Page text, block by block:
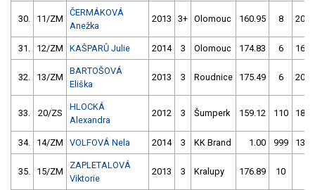
30. 11/ZM
ČERMÁKOVÁ
Anežka
2013 3+ Olomouc 160.95 8
31. 12/ZM KAŠPARŮ Julie 2014 3 Olomouc 174.83 6
32. 13/ZM
BARTOŠOVÁ
Eliška
2013 3 Roudnice 175.49 6
33. 20/ZS
HLOCKÁ
Alexandra
2012 3 Šumperk 159.12 110
34. 14/ZM VOLFOVÁ Nela 2014 3 KK Brand 1.00 999
35. 15/ZM
ZAPLETALOVÁ
Viktorie
2013 3 Kralupy 176.89 10